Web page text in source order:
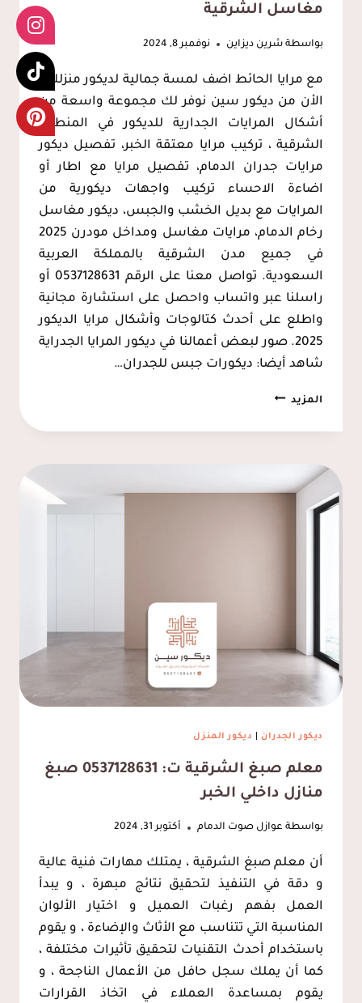
مغاسل الشرقية
بواسطة شرين ديزاين نوفمبر 8, 2024
مع مرايا الحائط اضف لمسة جمالية لديكور منزلك ،
الأن من ديكور سين نوفر لك مجموعة واسعة من
أشكال المرايات الجدارية للديكور في المنطقة
الشرقية ، تركيب مرايا معتقة الخبر، تفصيل ديكور
مرايات جدران الدمام، تفصيل مرايا مع اطار أو
اضاءة الاحساء تركيب واجهات ديكورية من
المرايات مع بديل الخشب والجبس، ديكور مغاسل
رخام الدمام، مرايات مغاسل ومداخل مودرن 2025
في جميع مدن الشرقية بالمملكة العربية
السعودية. تواصل معنا على الرقم 0537128631 أو
راسلنا عبر واتساب واحصل على استشارة مجانية
واطلع على أحدث كتالوجات وأشكال مرايا الديكور
2025. صور لبعض أعمالنا في ديكور المرايا الجدراية
شاهد أيضا: ديكورات جبس للجدران…
المزيدمرايا
–
ديكور الجدران ديكور المنزل
معلم صبغ الشرقية ت: 0537128631 صبغ
منازل داخلي الخبر
بواسطة عوازل صوت الدمام أكتوبر 31, 2024
أن معلم صبغ الشرقية ، يمتلك مهارات فنية عالية
و دقة في التنفيذ لتحقيق نتائج مبهرة ، و يبدأ
العمل بفهم رغبات العميل و اختيار الألوان
المناسبة التي تتناسب مع الأثاث والإضاءة ، و يقوم
باستخدام أحدث التقنيات لتحقيق تأثيرات مختلفة ،
كما أن يملك سجل حافل من الأعمال الناجحة ، و
يقوم بمساعدة العملاء في اتخاذ القرارات